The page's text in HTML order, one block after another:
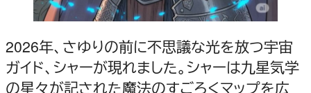
2026年、さゆりの前に不思議な光を放つ宇宙
ガイド、シャーが現れました。シャーは九星気学
の星々が記された魔法のすごろくマップを広